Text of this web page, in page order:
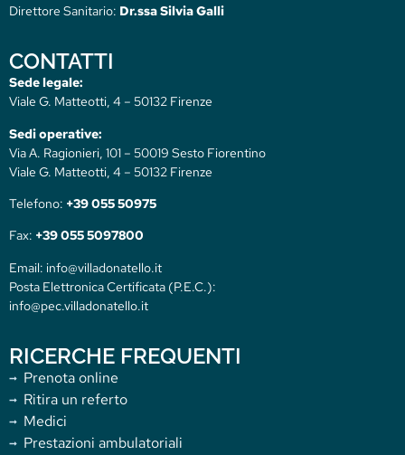
Direttore Sanitario: Dr.ssa Silvia Galli
CONTATTI
Sede legale:
Viale G. Matteotti, 4 – 50132 Firenze
Sedi operative:
Via A. Ragionieri, 101 – 50019 Sesto Fiorentino
Viale G. Matteotti, 4 – 50132 Firenze
Telefono: +39 055 50975
Fax: +39 055 5097800
Email: info@villadonatello.it
Posta Elettronica Certificata (P.E.C.):
info@pec.villadonatello.it
RICERCHE FREQUENTI
Prenota online
Ritira un referto
Medici
Prestazioni ambulatoriali